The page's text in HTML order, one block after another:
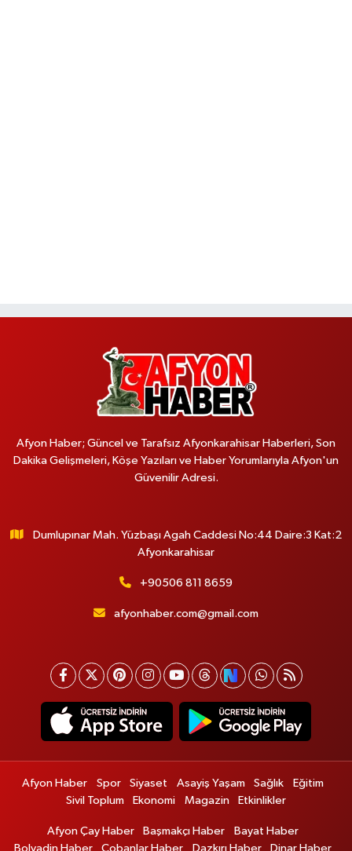
Afyon Haber; Güncel ve Tarafsız Afyonkarahisar Haberleri, Son
Dakika Gelişmeleri, Köşe Yazıları ve Haber Yorumlarıyla Afyon'un
Güvenilir Adresi.
Dumlupınar Mah. Yüzbaşı Agah Caddesi No:44 Daire:3 Kat:2
Afyonkarahisar
+90506 811 8659
afyonhaber.com@gmail.com
Afyon Haber Spor Siyaset Asayiş Yaşam Sağlık
Eğitim
Sivil Toplum
Ekonomi Magazin Etkinlikler
Afyon Çay Haber Başmakçı Haber
Bayat Haber
Bolvadin Haber
Çobanlar Haber Dazkırı Haber Dinar Haber